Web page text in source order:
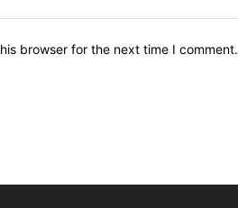
browser for the next time I comment.